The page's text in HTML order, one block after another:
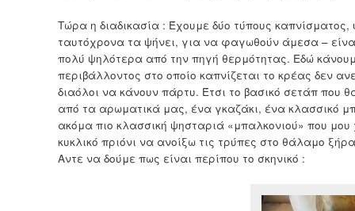
Τώρα η διαδικασία : Έχουμε δύο τύπους
ταυτόχρονα τα ψήνει, για να φαγωθούν άμεσα –
πολύ ψηλότερα από την πηγή θερμότητας. Εδώ
περιβάλλοντος στο οποίο καπνίζεται το κρέας δεν
διαόλοι να κάνουν πάρτυ. Έτσι το βασικό σετάπ που
από τα αρωματικά μας, ένα γκαζάκι, ένα κλασσικό
ακόμα πιο κλασσική ψησταριά «μπαλκονιού» που
κυκλικό πριόνι να ανοίξω τις τρύπες στο θάλαμο
Αντε να δούμε πως είναι περίπου το σκηνικό :